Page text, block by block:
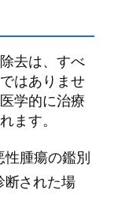
去は、すべ
はありませ
学的に治療
ます。
性腫瘍の鑑別
断された場